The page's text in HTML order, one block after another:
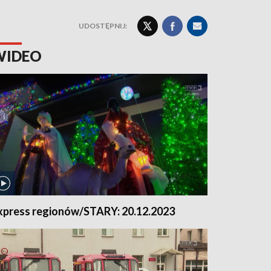
UDOSTĘPNIJ:
regionów/STARY: 20.12.2023